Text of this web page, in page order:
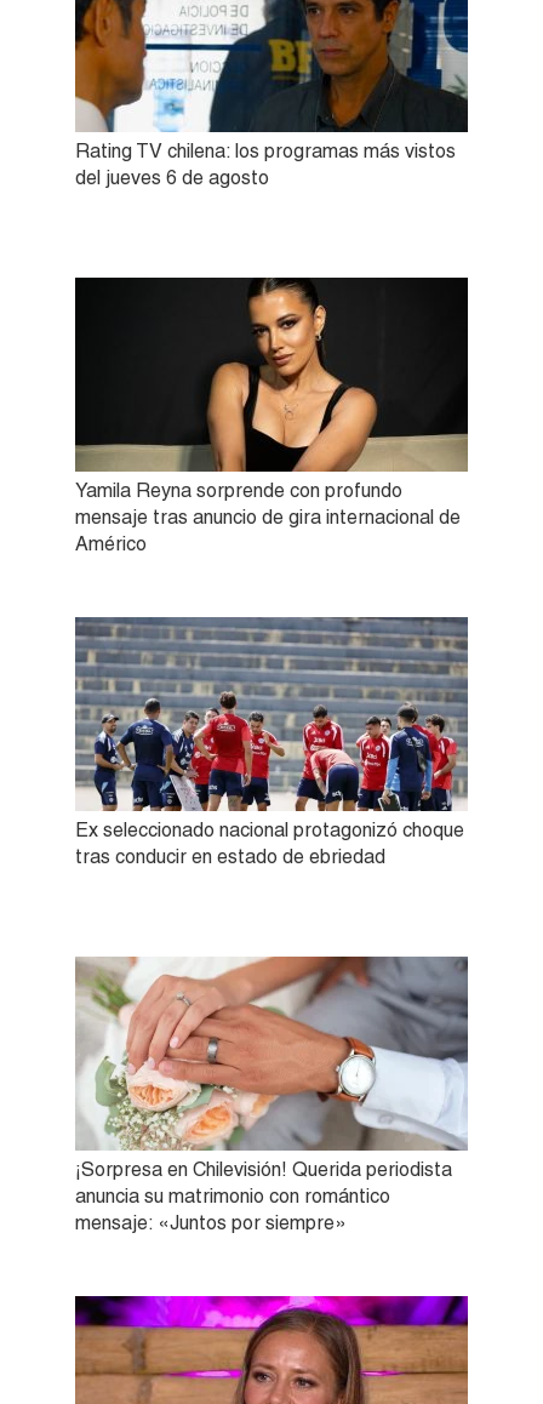
Rating TV chilena: los programas más vistos
del jueves 6 de agosto
Yamila Reyna sorprende con profundo
mensaje tras anuncio de gira internacional de
Américo
Ex seleccionado nacional protagonizó choque
tras conducir en estado de ebriedad
¡Sorpresa en Chilevisión! Querida periodista
anuncia su matrimonio con romántico
mensaje: «Juntos por siempre»